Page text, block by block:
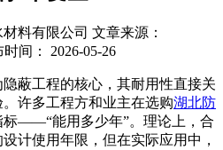
料有限公司 文章来源：
时间： 2026-05-26
蔽工程的核心，其耐用性直接关
许多工程方和业主在选购湖北防
标——“能用多少年”。理论上，合
计使用年限，但在实际应用中，